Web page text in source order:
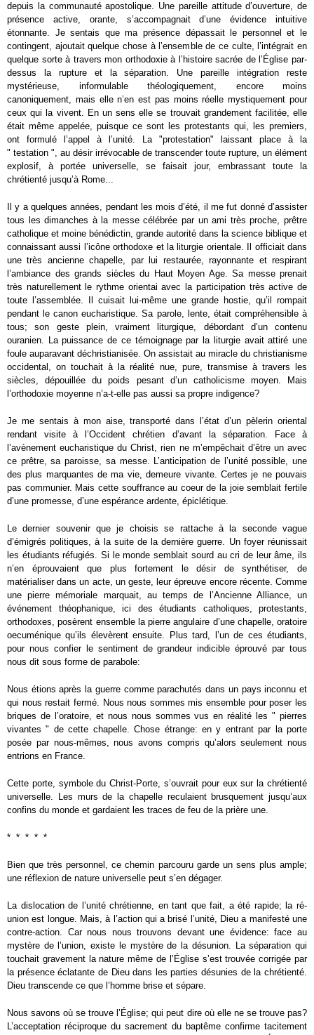
depuis la communauté apostolique. Une pareille attitude d’ouverture, de
présence active, orante, s’accompagnait d’une évidence intuitive
étonnante. Je sentais que ma présence dépassait le personnel et le
contingent, ajoutait quelque chose à l’ensemble de ce culte, l’intégrait en
quelque sorte à travers mon orthodoxie à l’histoire sacrée de l’Église par-
dessus la rupture et la séparation. Une pareille intégration reste
mystérieuse, informulable théologiquement, encore moins
canoniquement, mais elle n’en est pas moins réelle mystiquement pour
ceux qui la vivent. En un sens elle se trouvait grandement facilitée, elle
était même appelée, puisque ce sont les protestants qui, les premiers,
ont formulé l’appel à l’unité. La "protestation" laissant place à la
" testation ", au désir irrévocable de transcender toute rupture, un élément
explosif, à portée universelle, se faisait jour, embrassant toute la
chrétienté jusqu’à Rome...
Il y a quelques années, pendant les mois d’été, il me fut donné d’assister
tous les dimanches à la messe célébrée par un ami très proche, prêtre
catholique et moine bénédictin, grande autorité dans la science biblique et
connaissant aussi l’icône orthodoxe et la liturgie orientale. Il officiait dans
une très ancienne chapelle, par lui restaurée, rayonnante et respirant
l’ambiance des grands siècles du Haut Moyen Age. Sa messe prenait
très naturellement le rythme orientai avec la participation très active de
toute l’assemblée. Il cuisait lui-même une grande hostie, qu’il rompait
pendant le canon eucharistique. Sa parole, lente, était compréhensible à
tous; son geste plein, vraiment liturgique, débordant d’un contenu
ouranien. La puissance de ce témoignage par la liturgie avait attiré une
foule auparavant déchristianisée. On assistait au miracle du christianisme
occidental, on touchait à la réalité nue, pure, transmise à travers les
siècles, dépouillée du poids pesant d’un catholicisme moyen. Mais
l’orthodoxie moyenne n’a-t-elle pas aussi sa propre indigence?
Je me sentais à mon aise, transporté dans l’état d’un pèlerin oriental
rendant visite à l’Occident chrétien d’avant la séparation. Face à
l’avènement eucharistique du Christ, rien ne m’empêchait d’être un avec
ce prêtre, sa paroisse, sa messe. L’anticipation de l’unité possible, une
des plus marquantes de ma vie, demeure vivante. Certes je ne pouvais
pas communier. Mais cette souffrance au coeur de la joie semblait fertile
d’une promesse, d’une espérance ardente, épiclétique.
Le dernier souvenir que je choisis se rattache à la seconde vague
d’émigrés politiques, à la suite de la dernière guerre. Un foyer réunissait
les étudiants réfugiés. Si le monde semblait sourd au cri de leur âme, ils
n’en éprouvaient que plus fortement le désir de synthétiser, de
matérialiser dans un acte, un geste, leur épreuve encore récente. Comme
une pierre mémoriale marquait, au temps de l’Ancienne Alliance, un
événement théophanique, ici des étudiants catholiques, protestants,
orthodoxes, posèrent ensemble la pierre angulaire d’une chapelle, oratoire
oecuménique qu’ils élevèrent ensuite. Plus tard, l’un de ces étudiants,
pour nous confier le sentiment de grandeur indicible éprouvé par tous
nous dit sous forme de parabole:
Nous étions après la guerre comme parachutés dans un pays inconnu et
qui nous restait fermé. Nous nous sommes mis ensemble pour poser les
briques de l’oratoire, et nous nous sommes vus en réalité les " pierres
vivantes " de cette chapelle. Chose étrange: en y entrant par la porte
posée par nous-mêmes, nous avons compris qu’alors seulement nous
entrions en France.
Cette porte, symbole du Christ-Porte, s’ouvrait pour eux sur la chrétienté
universelle. Les murs de la chapelle reculaient brusquement jusqu’aux
confins du monde et gardaient les traces de feu de la prière une.
* * * * *
Bien que très personnel, ce chemin parcouru garde un sens plus ample;
une réflexion de nature universelle peut s’en dégager.
La dislocation de l’unité chrétienne, en tant que fait, a été rapide; la ré-
union est longue. Mais, à l’action qui a brisé l’unité, Dieu a manifesté une
contre-action. Car nous nous trouvons devant une évidence: face au
mystère de l’union, existe le mystère de la désunion. La séparation qui
touchait gravement la nature même de l’Église s’est trouvée corrigée par
la présence éclatante de Dieu dans les parties désunies de la chrétienté.
Dieu transcende ce que l’homme brise et sépare.
Nous savons où se trouve l’Église; qui peut dire où elle ne se trouve pas?
L’acceptation réciproque du sacrement du baptême confirme tacitement